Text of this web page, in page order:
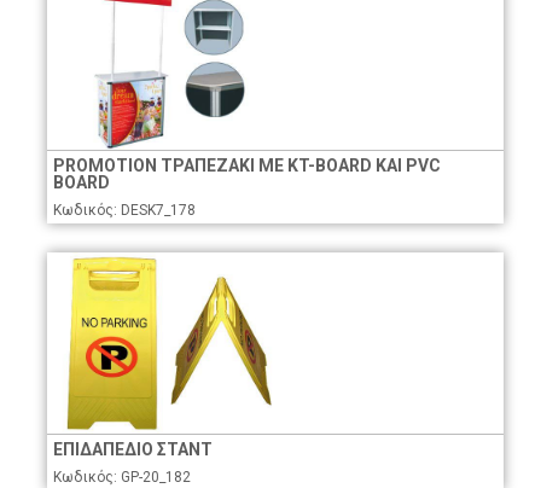
PROMOTION ΤΡΑΠΕΖΑΚΙ ΜΕ KT-BOARD ΚΑΙ PVC
BOARD
Κωδικός: DESK7_178
ΕΠΙΔΑΠΕΔΙΟ ΣΤΑΝΤ
Κωδικός: GP-20_182